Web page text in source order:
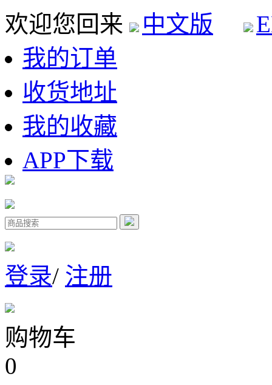
欢迎您回来 中文版
我的订单
收货地址
我的收藏
APP下载
登录/ 注册
购物车
0